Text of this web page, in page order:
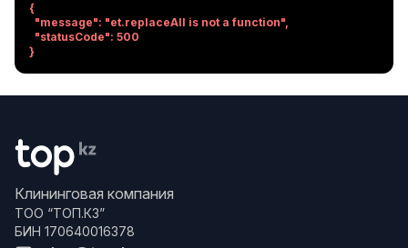
{
}
Клининговая компания
ТОО “ТОП.КЗ”
БИН 170640016378